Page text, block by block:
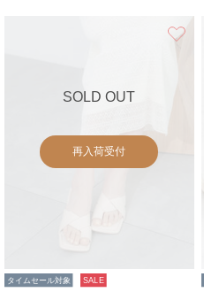
SOLD OUT
再入荷受付
タイムセール対象 SALE